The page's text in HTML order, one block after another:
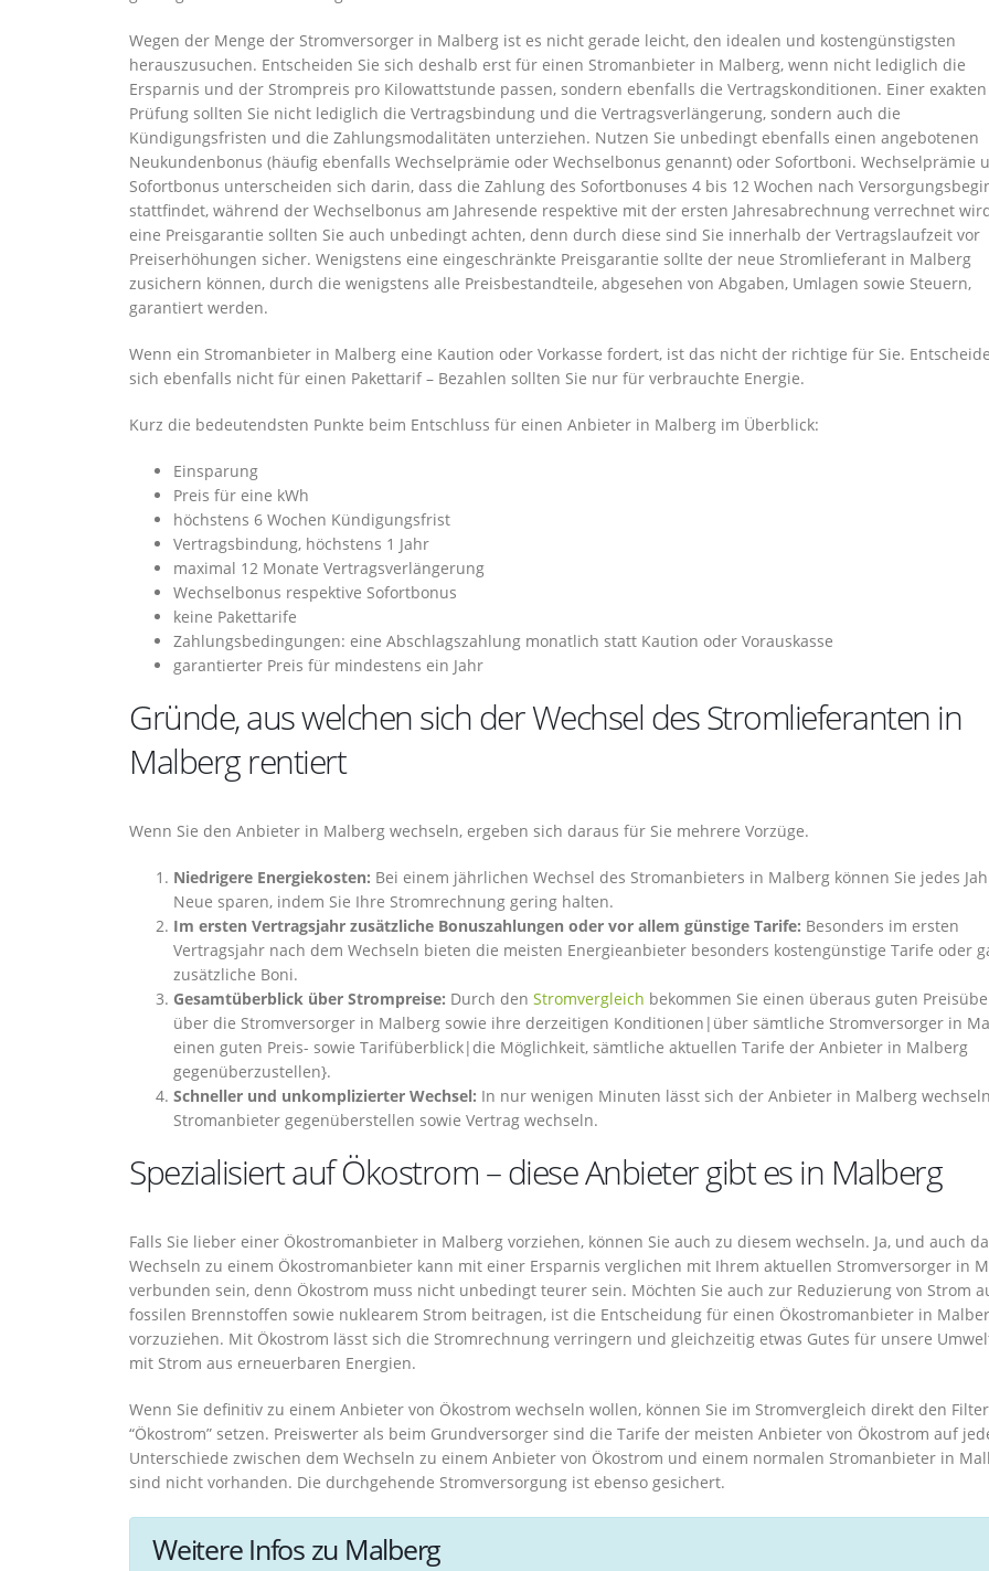
Wegen der Menge der Stromversorger in Malberg ist es nicht gerade leicht, den idealen und kostengünstigsten
herauszusuchen. Entscheiden Sie sich deshalb erst für einen Stromanbieter in Malberg, wenn nicht lediglich die
Ersparnis und der Strompreis pro Kilowattstunde passen, sondern ebenfalls die Vertragskonditionen. Einer exakten
Prüfung sollten Sie nicht lediglich die Vertragsbindung und die Vertragsverlängerung, sondern auch die
Kündigungsfristen und die Zahlungsmodalitäten unterziehen. Nutzen Sie unbedingt ebenfalls einen angebotenen
Neukundenbonus (häufig ebenfalls Wechselprämie oder Wechselbonus genannt) oder Sofortboni. Wechselprämie
Sofortbonus unterscheiden sich darin, dass die Zahlung des Sofortbonuses 4 bis 12 Wochen nach
stattfindet, während der Wechselbonus am Jahresende respektive mit der ersten Jahresabrechnung verrechnet
eine Preisgarantie sollten Sie auch unbedingt achten, denn durch diese sind Sie innerhalb der Vertragslaufzeit vor
Preiserhöhungen sicher. Wenigstens eine eingeschränkte Preisgarantie sollte der neue Stromlieferant in Malberg
zusichern können, durch die wenigstens alle Preisbestandteile, abgesehen von Abgaben, Umlagen sowie Steuern,
garantiert werden.
Wenn ein Stromanbieter in Malberg eine Kaution oder Vorkasse fordert, ist das nicht der richtige für Sie.
sich ebenfalls nicht für einen Pakettarif – Bezahlen sollten Sie nur für verbrauchte Energie.
Kurz die bedeutendsten Punkte beim Entschluss für einen Anbieter in Malberg im Überblick:
Einsparung
Preis für eine kWh
höchstens 6 Wochen Kündigungsfrist
Vertragsbindung, höchstens 1 Jahr
maximal 12 Monate Vertragsverlängerung
Wechselbonus respektive Sofortbonus
keine Pakettarife
Zahlungsbedingungen: eine Abschlagszahlung monatlich statt Kaution oder Vorauskasse
garantierter Preis für mindestens ein Jahr
Gründe, aus welchen sich der Wechsel des Stromlieferanten in
Malberg rentiert
Wenn Sie den Anbieter in Malberg wechseln, ergeben sich daraus für Sie mehrere Vorzüge.
Niedrigere Energiekosten: Bei einem jährlichen Wechsel des Stromanbieters in Malberg können Sie jedes
Neue sparen, indem Sie Ihre Stromrechnung gering halten.
Im ersten Vertragsjahr zusätzliche Bonuszahlungen oder vor allem günstige Tarife: Besonders im ersten
Vertragsjahr nach dem Wechseln bieten die meisten Energieanbieter besonders kostengünstige Tarife oder
zusätzliche Boni.
Gesamtüberblick über Strompreise: Durch den Stromvergleich bekommen Sie einen überaus guten
über die Stromversorger in Malberg sowie ihre derzeitigen Konditionen|über sämtliche Stromversorger in
einen guten Preis- sowie Tarifüberblick|die Möglichkeit, sämtliche aktuellen Tarife der Anbieter in Malberg
gegenüberzustellen}.
Schneller und unkomplizierter Wechsel: In nur wenigen Minuten lässt sich der Anbieter in Malberg
Stromanbieter gegenüberstellen sowie Vertrag wechseln.
Spezialisiert auf Ökostrom – diese Anbieter gibt es in Malberg
Falls Sie lieber einer Ökostromanbieter in Malberg vorziehen, können Sie auch zu diesem wechseln. Ja, und auch
Wechseln zu einem Ökostromanbieter kann mit einer Ersparnis verglichen mit Ihrem aktuellen Stromversorger in
verbunden sein, denn Ökostrom muss nicht unbedingt teurer sein. Möchten Sie auch zur Reduzierung von Strom
fossilen Brennstoffen sowie nuklearem Strom beitragen, ist die Entscheidung für einen Ökostromanbieter in
vorzuziehen. Mit Ökostrom lässt sich die Stromrechnung verringern und gleichzeitig etwas Gutes für unsere
mit Strom aus erneuerbaren Energien.
Wenn Sie definitiv zu einem Anbieter von Ökostrom wechseln wollen, können Sie im Stromvergleich direkt den
“Ökostrom” setzen. Preiswerter als beim Grundversorger sind die Tarife der meisten Anbieter von Ökostrom auf
Unterschiede zwischen dem Wechseln zu einem Anbieter von Ökostrom und einem normalen Stromanbieter in
sind nicht vorhanden. Die durchgehende Stromversorgung ist ebenso gesichert.
Weitere Infos zu Malberg